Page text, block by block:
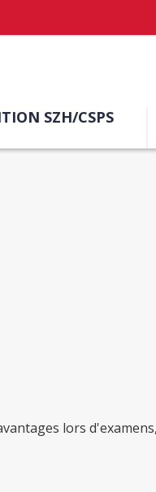
SZH/CSPS
lors